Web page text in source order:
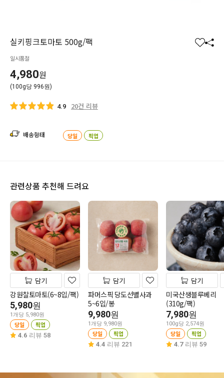
실키핑크토마토 500g/팩
찜 공
일시품절
4,980원
(100g당 996원)
4.9 20건 리뷰
배송형태 당일 픽업
관련상품 추천해 드려요
담기
강원찰토마토(6~8입/팩)
5,980원
1개당 5,980원
당일 픽업
4.6 리뷰 58
담기
파머스픽 당도선별사과
5~6입/봉
9,980원
1개당 9,980원
당일 픽업
4.4 리뷰 221
담기
미국산생블루베리
(310g/팩)
7,980원
100g당 2,574원
당일 픽업
4.7 리뷰 59